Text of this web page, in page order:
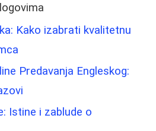
Kako izabrati kvalitetnu
Predavanja Engleskog:
Istine i zablude o